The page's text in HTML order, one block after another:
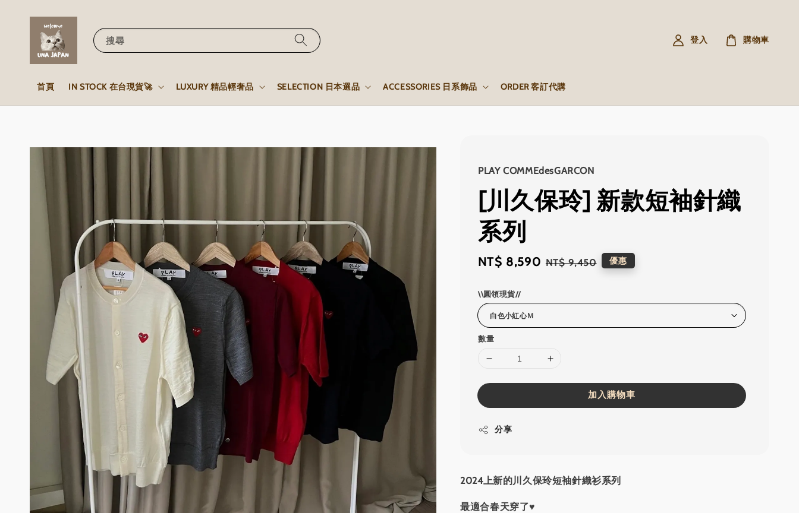
搜尋
首頁 IN STOCK 在台現貨🚀 LUXURY 精品輕奢品 SELECTION 日本選品 ACCESSORIES 日系飾品 ORDER 客訂代購
登入 購物車
PLAY COMMEdesGARCON
[川久保玲] 新款短袖針織
系列
Sale
NT$ 8,590 Regular
NT$ 9,450 優惠
\\圓領現貨//
數量
加入購物車
分享
2024上新的川久保玲短袖針織衫系列
最適合春天穿了♥